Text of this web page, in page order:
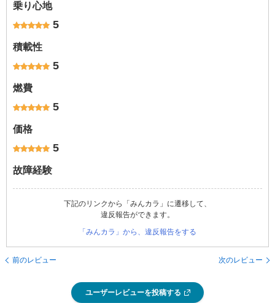
乗り心地
5
積載性
5
燃費
5
価格
5
故障経験
下記のリンクから「みんカラ」に遷移して、
違反報告ができます。
「みんカラ」から、違反報告をする
前のレビュー 次のレビュー
ユーザーレビューを投稿する